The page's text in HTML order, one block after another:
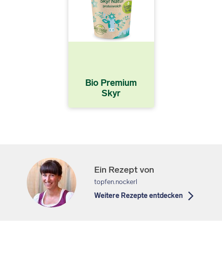
Bio Premium
Skyr
Ein Rezept von
topfen.nockerl
Weitere Rezepte entdecken